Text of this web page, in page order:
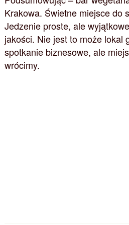
Krakowa. Świetne miejsce do
Jedzenie proste, ale
jakości. Nie jest to może lokal
spotkanie biznesowe, ale
wrócimy.